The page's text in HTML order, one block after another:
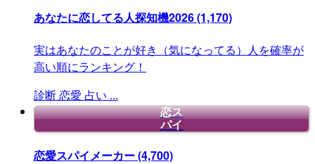
あなたに恋してる人探知機2026(1,170)
実はあなたのことが好き（気になってる）人を確率が
高い順にランキング！
診断恋愛 占い ...
恋ス
パイ
恋愛スパイメーカー(4,700)